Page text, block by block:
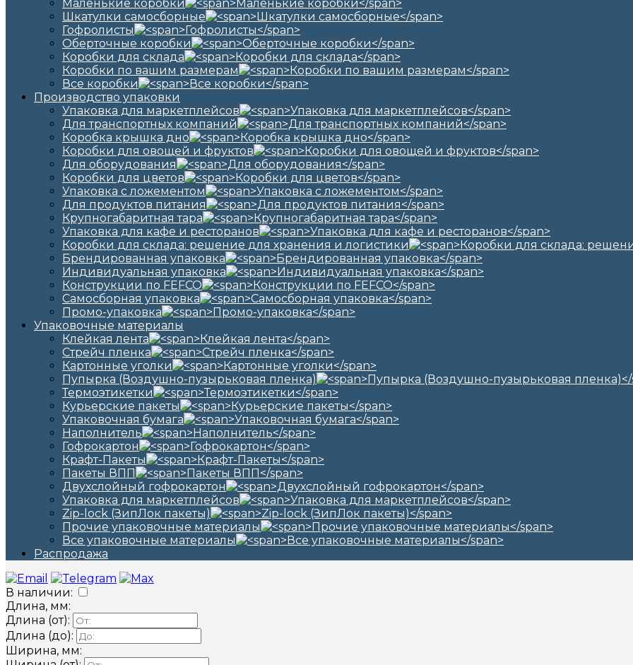
Маленькие коробки
Шкатулки самосборные
Гофролисты
Оберточные коробки
Коробки для склада
Коробки по вашим размерам
Все коробки
Производство упаковки
Упаковка для маркетплейсов
Для транспортных компаний
Коробка крышка дно
Коробки для овощей и фруктов
Для оборудования
Коробки для цветов
Упаковка с ложементом
Для продуктов питания
Крупногабаритная тара
Упаковка для кафе и ресторанов
Коробки для склада: решение для хранения и логистики
Брендированная упаковка
Индивидуальная упаковка
Конструкции по FEFCO
Самосборная упаковка
Промо-упаковка
Упаковочные материалы
Клейкая лента
Стрейч пленка
Картонные уголки
Пупырка (Воздушно-пузырьковая пленка)
Термоэтикетки
Курьерские пакеты
Упаковочная бумага
Наполнитель
Гофрокартон
Крафт-Пакеты
Пакеты ВПП
Двухслойный гофрокартон
Упаковка для маркетплейсов
Zip-lock (ЗипЛок пакеты)
Прочие упаковочные материалы
Все упаковочные материалы
Распродажа
В наличии:
Длина, мм:
Длина (от):
Длина (до):
Ширина, мм: